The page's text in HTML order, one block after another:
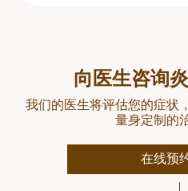
向医生咨询
我们的医生将评估您的症状
量身定制的
在线预